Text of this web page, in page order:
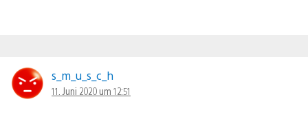
s_m_u_s_c_h
11. Juni 2020 um 12:51